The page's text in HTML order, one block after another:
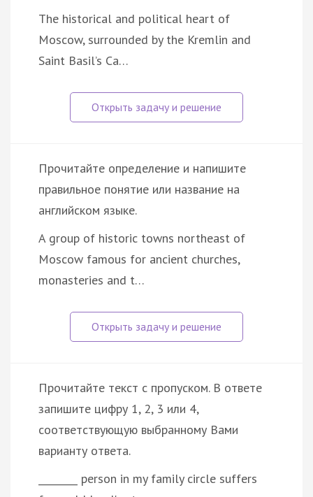
The historical and political heart of
Moscow, surrounded by the Kremlin and
Saint Basil’s Ca…
Прочитайте определение и напишите
правильное понятие или название на
английском языке.
A group of historic towns northeast of
Moscow famous for ancient churches,
monasteries and t…
Прочитайте текст с пропуском. В ответе
запишите цифру 1, 2, 3 или 4,
соответствующую выбранному Вами
варианту ответа.
________ person in my family circle suffers